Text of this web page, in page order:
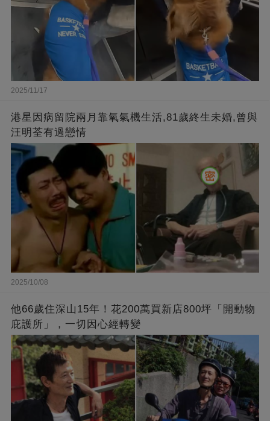
2025/11/17
港星因病留院兩月靠氧氣機生活,81歲終生未婚,曾與
汪明荃有過戀情
2025/10/08
他66歲住深山15年！花200萬買新店800坪「開動物
庇護所」，一切因心經轉變